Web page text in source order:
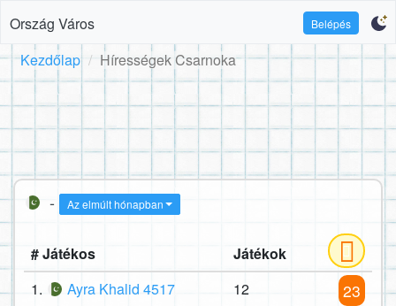
Ország Város Belépés
Kezdőlap Hírességek Csarnoka
- Az elmúlt hónapban
# Játékos
Játékok
1.
Ayra Khalid 4517 12 23